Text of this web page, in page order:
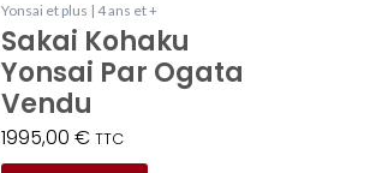
Yonsai et plus | 4 ans et +
Sakai Kohaku
Yonsai Par Ogata
Vendu
1995,00€ TTC